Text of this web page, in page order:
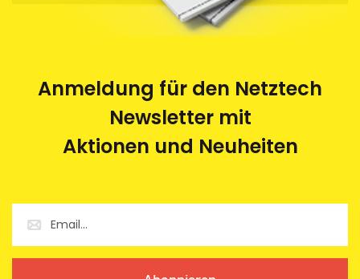
Anmeldung für den Netztech
Newsletter mit
Aktionen und Neuheiten